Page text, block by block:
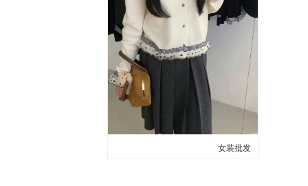
女装批发